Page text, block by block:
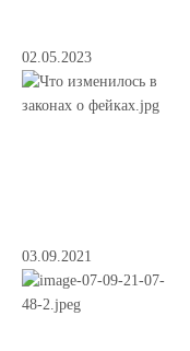
02.05.2023
03.09.2021